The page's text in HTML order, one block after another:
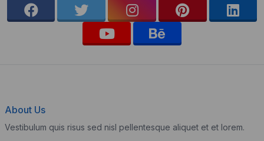
About Us
Vestibulum quis risus sed nisl pellentesque aliquet et et lorem.